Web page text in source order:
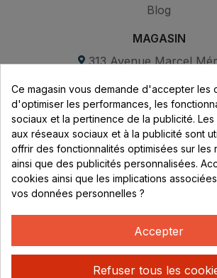
Blog
MAGASIN
313 Avenue Marcel
69530 Brignais
Lundi au vendredi :
8h - 16h
uniquement sur
CONTACT
04 78 37 00 68
Ce magasin vous demande d'accepter les
d'optimiser les performances, les
sociaux et la pertinence de la publicité.
aux réseaux sociaux et à la publicité sont
offrir des fonctionnalités optimisées sur les
ainsi que des publicités personnalisées.
cookies ainsi que les implications
vos données personnelles ?
Accepter
Refuser tous les